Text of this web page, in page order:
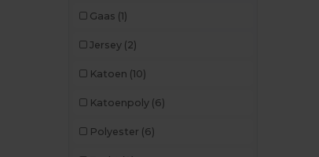
Gaas (1)
Jersey (2)
Katoen (10)
Katoenpoly (6)
Polyester (6)